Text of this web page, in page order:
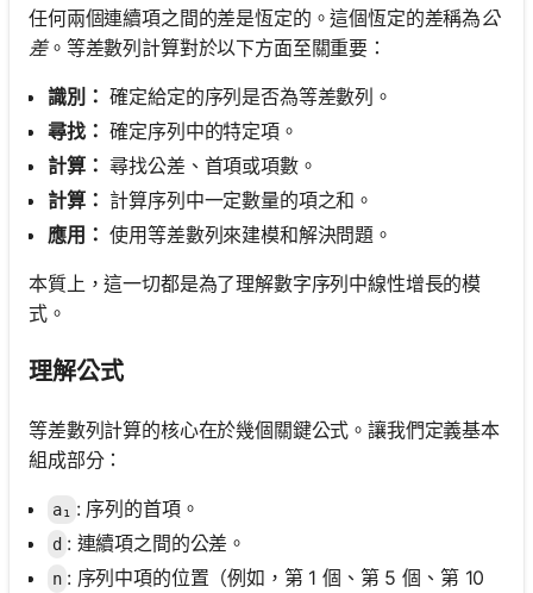
任何兩個連續項之間的差是恆定的。這個恆定的差稱為公
差。等差數列計算對於以下方面至關重要：
識別： 確定給定的序列是否為等差數列。
尋找： 確定序列中的特定項。
計算： 尋找公差、首項或項數。
計算： 計算序列中一定數量的項之和。
應用： 使用等差數列來建模和解決問題。
本質上，這一切都是為了理解數字序列中線性增長的模
式。
理解公式
等差數列計算的核心在於幾個關鍵公式。讓我們定義基本
組成部分：
a₁ : 序列的首項。
d : 連續項之間的公差。
n : 序列中項的位置（例如，第 1 個、第 5 個、第 10